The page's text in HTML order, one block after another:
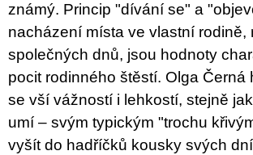
známý. Princip "dívání se" a
nacházení místa ve vlastní rodině,
společných dnů, jsou hodnoty
pocit rodinného štěstí. Olga Černá
se vší vážností i lehkostí, stejně
umí – svým typickým "trochu
vyšít do hadříčků kousky svých